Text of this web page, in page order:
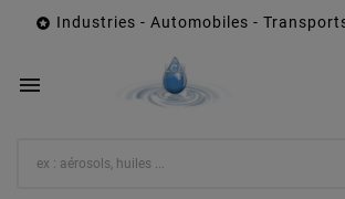
 Industries - Automobiles -
